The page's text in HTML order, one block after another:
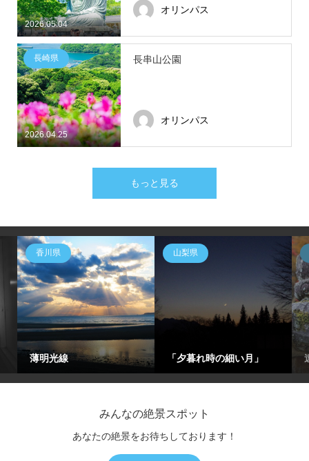
2026.05.04
オリンパス
2026.04.25
長崎県 長串山公園
オリンパス
もっと見る
香川県
薄明光線
山梨県
「夕暮れ時の細い月」
みんなの絶景スポット
あなたの絶景をお待ちしております！